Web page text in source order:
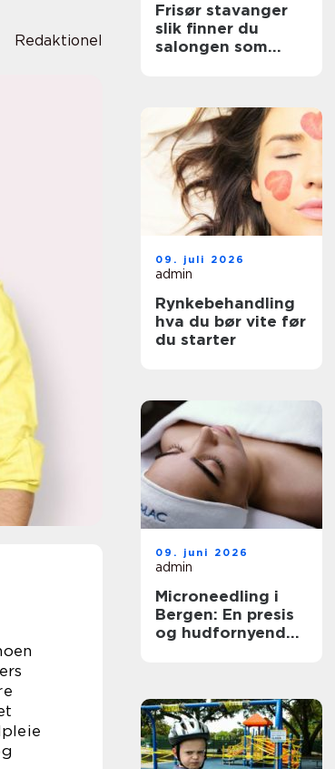
Redaktionel
Frisør stavanger
slik finner du
salongen som
09. juli 2026
admin
Rynkebehandling
hva du bør vite før
du starter
09. juni 2026
admin
Microneedling i
Bergen: En presis
og hudfornyende